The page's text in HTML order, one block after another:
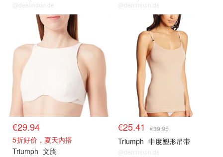
@dealmoon.de @dealmoon.de
€29.94
5折好价，夏天内搭
Triumph 文胸
€25.41 €39.95
Triumph 中度塑形吊带
@dealmoon.de